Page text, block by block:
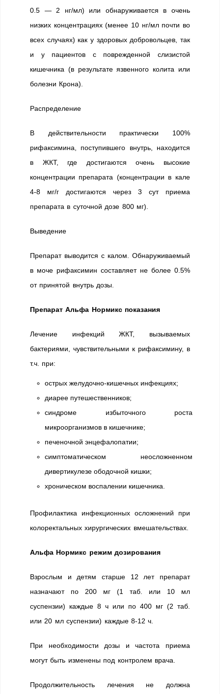
0.5 — 2 нг/мл) или обнаруживается в очень
низких концентрациях (менее 10 нг/мл почти во
всех случаях) как у здоровых добровольцев, так
и у пациентов с поврежденной слизистой
кишечника (в результате язвенного колита или
болезни Крона).
Распределение
В действительности практически 100%
рифаксимина, поступившего внутрь, находится
в ЖКТ, где достигаются очень высокие
концентрации препарата (концентрации в кале
4-8 мг/г достигаются через 3 сут приема
препарата в суточной дозе 800 мг).
Выведение
Препарат выводится с калом. Обнаруживаемый
в моче рифаксимин составляет не более 0.5%
от принятой внутрь дозы.
Препарат Альфа Нормикс показания
Лечение инфекций ЖКТ, вызываемых
бактериями, чувствительными к рифаксимину, в
т.ч. при:
острых желудочно-кишечных инфекциях;
диарее путешественников;
синдроме избыточного роста
микроорганизмов в кишечнике;
печеночной энцефалопатии;
симптоматическом неосложненном
дивертикулезе ободочной кишки;
хроническом воспалении кишечника.
Профилактика инфекционных осложнений при
колоректальных хирургических вмешательствах.
Альфа Нормикс режим дозирования
Взрослым и детям старше 12 лет препарат
назначают по 200 мг (1 таб. или 10 мл
суспензии) каждые 8 ч или по 400 мг (2 таб.
или 20 мл суспензии) каждые 8-12 ч.
При необходимости дозы и частота приема
могут быть изменены под контролем врача.
Продолжительность лечения не должна